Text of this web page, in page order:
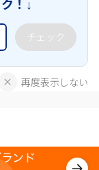
！↓
チェック
再度表示しない